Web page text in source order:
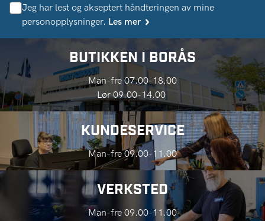
Jeg har lest og akseptert håndteringen av mine
personopplysninger. Les mer
BUTIKKEN I BORÅS
Man-fre 07.00-18.00
Lør 09.00-14.00
KUNDESERVICE
Man-fre 09.00-11.00
VERKSTED
Man-fre 09.00-11.00